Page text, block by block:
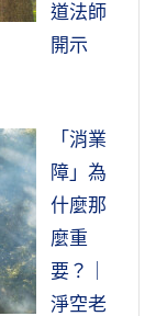
道法師
開示
「消業
障」為
什麼那
麼重
要？｜
淨空老